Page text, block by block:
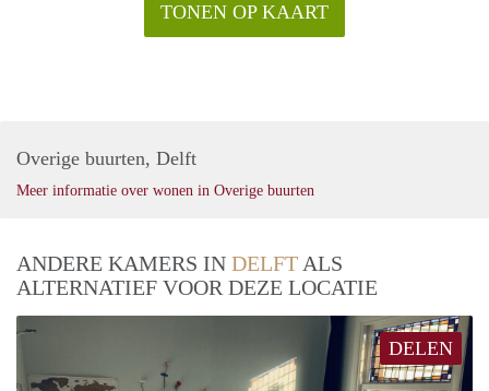
TONEN OP KAART
Overige buurten, Delft
Meer informatie over wonen in Overige buurten
ANDERE KAMERS IN DELFTALS
ALTERNATIEF VOOR DEZE LOCATIE
DELEN